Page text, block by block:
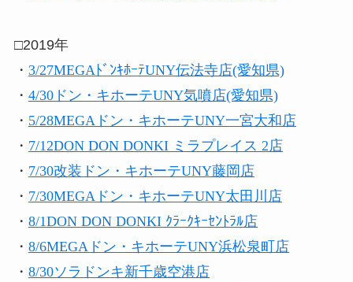
□2019年
・ 3/27MEGAﾄﾞﾝｷﾎｰﾃUNY伝法寺店(愛知県)
・ 4/30ドン・キホーテUNY気噴店(愛知県)
・ 5/28MEGAドン・キホーテUNY一宮大和店
・ 7/12DON DON DONKI ミラプレイス 2店
・ 7/30改装ドン・キホーテUNY藤岡店
・ 7/30MEGAドン・キホーテUNY太田川店
・ 8/1DON DON DONKI ｸﾗｰｸｷｰｾﾝﾄﾗﾙ店
・ 8/6MEGAドン・キホーテUNY浜松泉町店
・ 8/30ソラドンキ新千歳空港店